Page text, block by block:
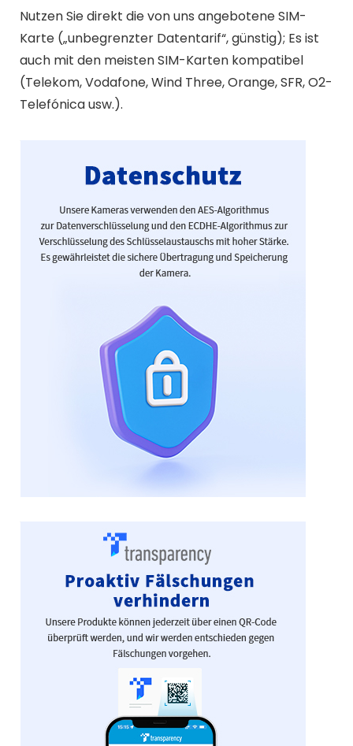
Nutzen Sie direkt die von uns angebotene SIM-
Karte („unbegrenzter Datentarif“, günstig); Es ist
auch mit den meisten SIM-Karten kompatibel
(Telekom, Vodafone, Wind Three, Orange, SFR, O2-
Telefónica usw.).